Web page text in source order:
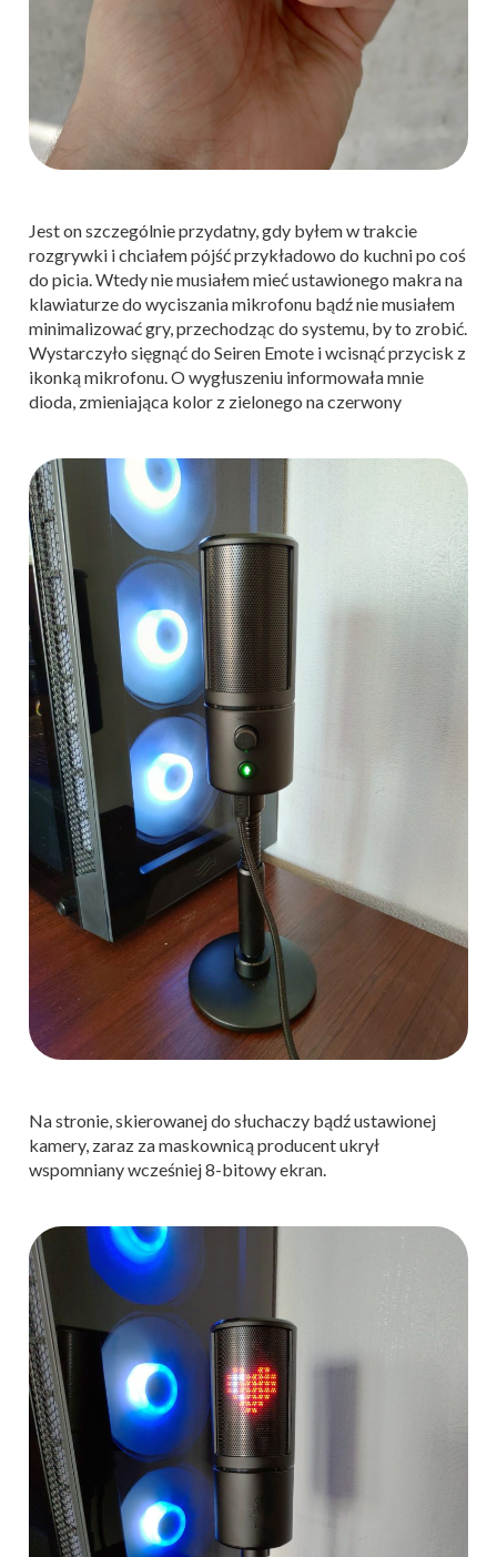
Jest on szczególnie przydatny, gdy byłem w trakcie
rozgrywki i chciałem pójść przykładowo do kuchni po coś
do picia. Wtedy nie musiałem mieć ustawionego makra na
klawiaturze do wyciszania mikrofonu bądź nie musiałem
minimalizować gry, przechodząc do systemu, by to zrobić.
Wystarczyło sięgnąć do Seiren Emote i wcisnąć przycisk z
ikonką mikrofonu. O wygłuszeniu informowała mnie
dioda, zmieniająca kolor z zielonego na czerwony
Na stronie, skierowanej do słuchaczy bądź ustawionej
kamery, zaraz za maskownicą producent ukrył
wspomniany wcześniej 8-bitowy ekran.